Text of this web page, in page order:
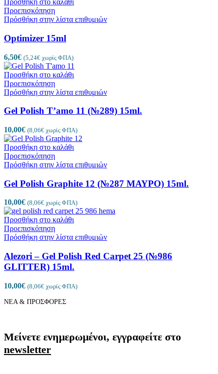
Προσθήκη στο καλάθι
Προεπισκόπηση
Πρόσθήκη στην λίστα επιθυμιών
Optimizer 15ml
6,50€ (5,24€ χωρίς ΦΠΑ)
Προσθήκη στο καλάθι
Προεπισκόπηση
Πρόσθήκη στην λίστα επιθυμιών
Gel Polish T’amo 11 (№289) 15ml.
10,00€ (8,06€ χωρίς ΦΠΑ)
Προσθήκη στο καλάθι
Προεπισκόπηση
Πρόσθήκη στην λίστα επιθυμιών
Gel Polish Graphite 12 (№287 ΜΑΥΡΟ) 15ml.
10,00€ (8,06€ χωρίς ΦΠΑ)
Προσθήκη στο καλάθι
Προεπισκόπηση
Πρόσθήκη στην λίστα επιθυμιών
Alezori – Gel Polish Red Carpet 25 (№986
GLITTER) 15ml.
10,00€ (8,06€ χωρίς ΦΠΑ)
ΝΕΑ & ΠΡΟΣΦΟΡΕΣ
Μείνετε ενημερωμένοι, εγγραφείτε στο
newsletter